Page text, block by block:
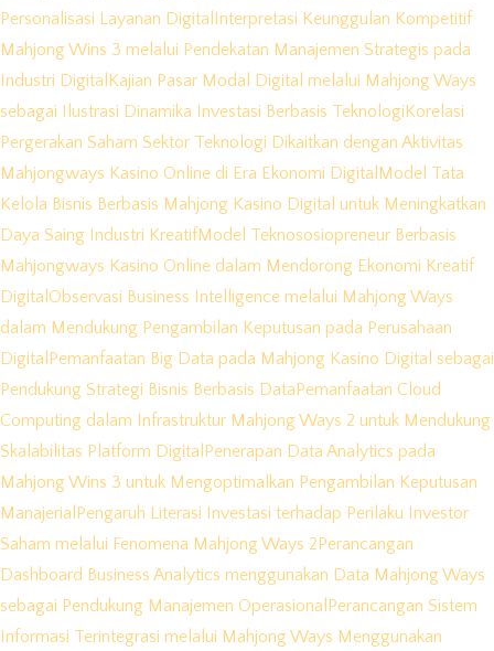
Personalisasi Layanan Digital Interpretasi Keunggulan Kompetitif
Mahjong Wins 3 melalui Pendekatan Manajemen Strategis pada
Industri Digital Kajian Pasar Modal Digital melalui Mahjong Ways
sebagai Ilustrasi Dinamika Investasi Berbasis Teknologi Korelasi
Pergerakan Saham Sektor Teknologi Dikaitkan dengan Aktivitas
Mahjongways Kasino Online di Era Ekonomi Digital Model Tata
Kelola Bisnis Berbasis Mahjong Kasino Digital untuk Meningkatkan
Daya Saing Industri KreatifModel Teknososiopreneur Berbasis
Mahjongways Kasino Online dalam Mendorong Ekonomi Kreatif
Digital Observasi Business Intelligence melalui Mahjong Ways
dalam Mendukung Pengambilan Keputusan pada Perusahaan
Digital Pemanfaatan Big Data pada Mahjong Kasino Digital sebagai
Pendukung Strategi Bisnis Berbasis Data Pemanfaatan Cloud
Computing dalam Infrastruktur Mahjong Ways 2 untuk Mendukung
Skalabilitas Platform Digital Penerapan Data Analytics pada
Mahjong Wins 3 untuk Mengoptimalkan Pengambilan Keputusan
Manajerial Pengaruh Literasi Investasi terhadap Perilaku Investor
Saham melalui Fenomena Mahjong Ways 2 Perancangan
Dashboard Business Analytics menggunakan Data Mahjong Ways
sebagai Pendukung Manajemen Operasional Perancangan Sistem
Informasi Terintegrasi melalui Mahjong Ways Menggunakan